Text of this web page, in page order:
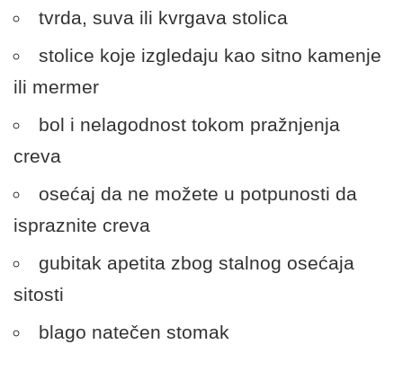
tvrda, suva ili kvrgava stolica
stolice koje izgledaju kao sitno kamenje
ili mermer
bol i nelagodnost tokom pražnjenja
creva
osećaj da ne možete u potpunosti da
ispraznite creva
gubitak apetita zbog stalnog osećaja
sitosti
blago natečen stomak